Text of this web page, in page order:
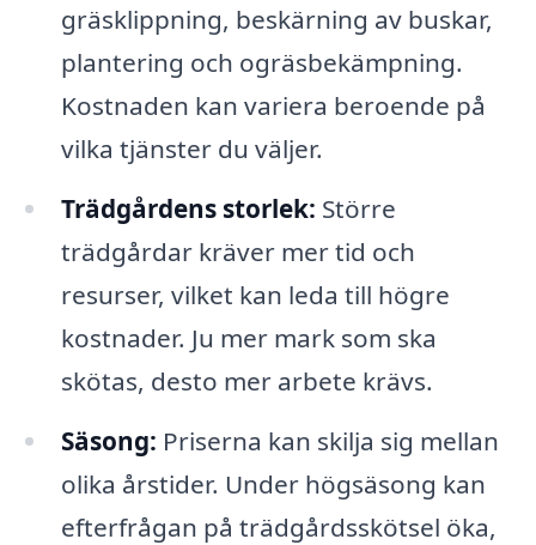
gräsklippning, beskärning av buskar,
plantering och ogräsbekämpning.
Kostnaden kan variera beroende på
vilka tjänster du väljer.
Trädgårdens storlek: Större
trädgårdar kräver mer tid och
resurser, vilket kan leda till högre
kostnader. Ju mer mark som ska
skötas, desto mer arbete krävs.
Säsong: Priserna kan skilja sig mellan
olika årstider. Under högsäsong kan
efterfrågan på trädgårdsskötsel öka,